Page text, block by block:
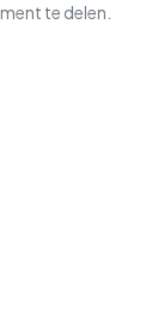
te delen.